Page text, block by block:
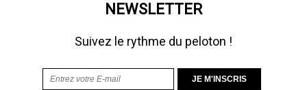
NEWSLETTER
Suivez le rythme du peloton !